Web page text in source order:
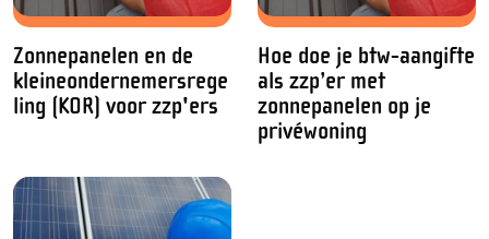
Zonnepanelen en de
kleineondernemersrege
ling (KOR) voor zzp'ers
Hoe doe je btw-aangifte
als zzp’er met
zonnepanelen op je
privéwoning